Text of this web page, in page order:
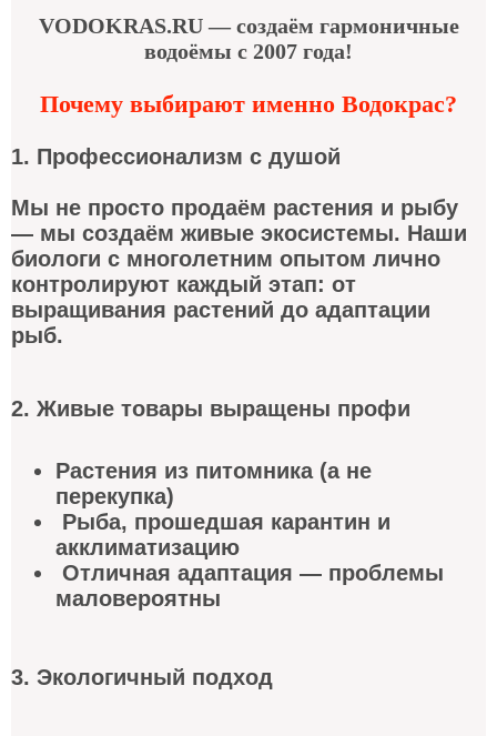
VODOKRAS.RU — создаём гармоничные
водоёмы с 2007 года!
Почему выбирают именно Водокрас?
1. Профессионализм с душой
Мы не просто продаём растения и рыбу
— мы создаём живые экосистемы. Наши
биологи с многолетним опытом лично
контролируют каждый этап: от
выращивания растений до адаптации
рыб.
2. Живые товары выращены профи
Растения из питомника (а не
перекупка)
Рыба, прошедшая карантин и
акклиматизацию
Отличная адаптация — проблемы
маловероятны
3. Экологичный подход